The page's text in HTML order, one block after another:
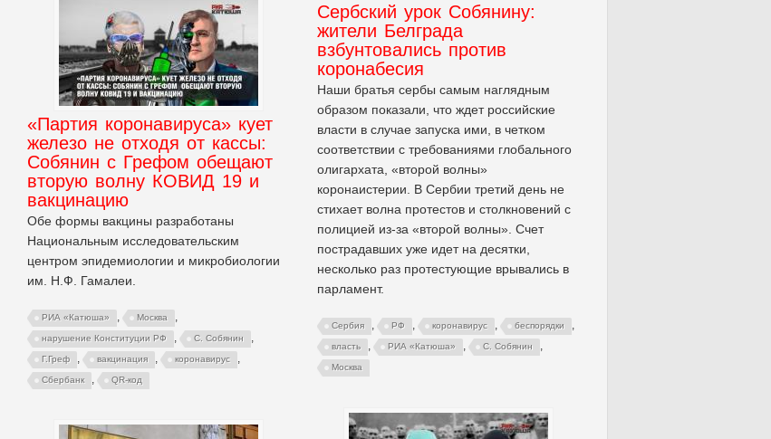
Сербский урок Собянину:
жители Белграда
взбунтовались против
коронабесия
Наши братья сербы самым наглядным
образом показали, что ждет российские
власти в случае запуска ими, в четком
соответствии с требованиями глобального
олигархата, «второй волны»
коронаистерии. В Сербии третий день не
стихает волна протестов и столкновений с
полицией из-за «второй волны». Счет
пострадавших уже идет на десятки,
несколько раз протестующие врывались в
парламент.
Сербия , РФ , коронавирус , беспорядки ,
власть , РИА «Катюша» , С. Собянин ,
Москва
«Партия коронавируса» кует
железо не отходя от кассы:
Собянин с Грефом обещают
вторую волну КОВИД 19 и
вакцинацию
Обе формы вакцины разработаны
Национальным исследовательским
центром эпидемиологии и микробиологии
им. Н.Ф. Гамалеи.
РИА «Катюша» , Москва ,
нарушение Конституции РФ , С. Собянин ,
Г.Греф , вакцинация , коронавирус ,
Сбербанк , QR-код